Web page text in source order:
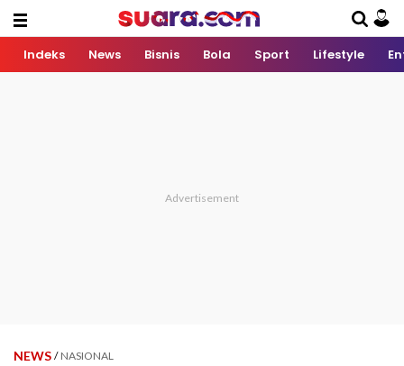
Indeks News Bisnis Bola Sport Lifestyle
NEWS / NASIONAL